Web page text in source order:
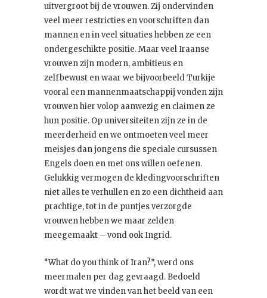
uitvergroot bij de vrouwen. Zij ondervinden
veel meer restricties en voorschriften dan
mannen en in veel situaties hebben ze een
ondergeschikte positie. Maar veel Iraanse
vrouwen zijn modern, ambitieus en
zelfbewust en waar we bijvoorbeeld Turkije
vooral een mannenmaatschappij vonden zijn
vrouwen hier volop aanwezig en claimen ze
hun positie. Op universiteiten zijn ze in de
meerderheid en we ontmoeten veel meer
meisjes dan jongens die speciale cursussen
Engels doen en met ons willen oefenen.
Gelukkig vermogen de kledingvoorschriften
niet alles te verhullen en zo een dichtheid aan
prachtige, tot in de puntjes verzorgde
vrouwen hebben we maar zelden
meegemaakt – vond ook Ingrid.
“What do you think of Iran?”, werd ons
meermalen per dag gevraagd. Bedoeld
wordt wat we vinden van het beeld van een